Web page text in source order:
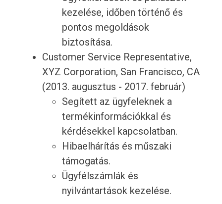
kezelése, időben történő és
pontos megoldások
biztosítása.
Customer Service Representative,
XYZ Corporation, San Francisco, CA
(2013. augusztus - 2017. február)
Segített az ügyfeleknek a
termékinformációkkal és
kérdésekkel kapcsolatban.
Hibaelhárítás és műszaki
támogatás.
Ügyfélszámlák és
nyilvántartások kezelése.